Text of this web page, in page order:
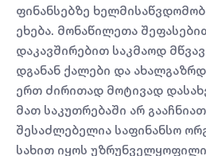
ფინანსებზე
ეხება. მონაწილეთა
დაკავშირებით საკმაოდ
დგანან ქალები და
ერთ ძირითად მოტივად
მათ საკუთრებაში არ
შესაძლებელია საფინანსო
სახით იყოს